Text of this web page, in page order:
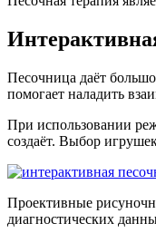
Песочница даёт
помогает наладить
При использовании
создаёт. Выбор
Проективные
диагностических